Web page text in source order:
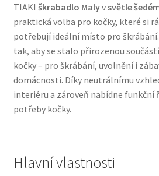
Boudy a výběhy
Bozita pro psy — Švédské
Brit pro psy
Granule pro psy
TIAKI škrabadlo Malyvsvětle
praktická volba pro kočky, které si
potřebují ideální místo pro
tak, aby se stalo přirozenou
kočky – pro škrábání, uvolnění i
domácnosti. Díky neutrálnímu
interiéru a zároveň nabídne funkční
potřeby kočky.
Hlavní vlastnosti